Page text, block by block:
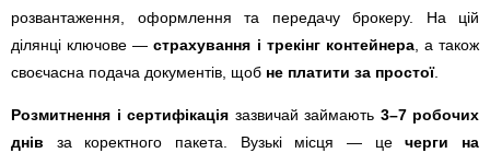
розвантаження, оформлення та передачу брокеру. На цій
ділянці ключове —страхування і трекінг контейнера, а також
своєчасна подача документів, щоб не платити за простої.
Розмитнення і сертифікація зазвичай займають 3–7 робочих
днів за коректного пакета. Вузькі місця — цечерги на